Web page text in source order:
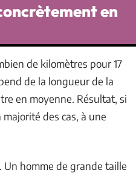
en
de kilomètres pour 17
de la longueur de la
en moyenne. Résultat, si
des cas, à une
Un homme de grande taille